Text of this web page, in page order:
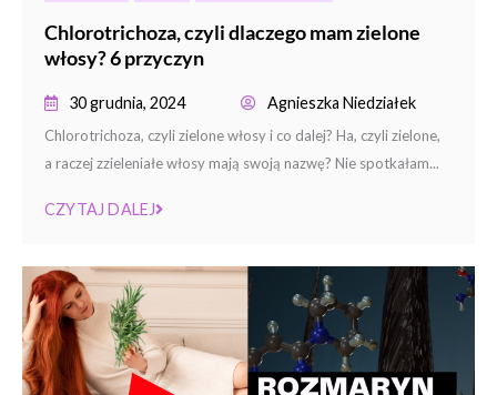
Chlorotrichoza, czyli dlaczego mam zielone
włosy? 6 przyczyn
30 grudnia, 2024 Agnieszka Niedziałek
Chlorotrichoza, czyli zielone włosy i co dalej? Ha, czyli zielone,
a raczej zzieleniałe włosy mają swoją nazwę? Nie spotkałam...
CZYTAJ DALEJ